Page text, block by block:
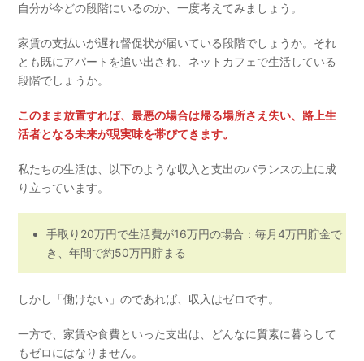
自分が今どの段階にいるのか、一度考えてみましょう。
家賃の支払いが遅れ督促状が届いている段階でしょうか。それ
とも既にアパートを追い出され、ネットカフェで生活している
段階でしょうか。
このまま放置すれば、最悪の場合は帰る場所さえ失い、路上生
活者となる未来が現実味を帯びてきます。
私たちの生活は、以下のような収入と支出のバランスの上に成
り立っています。
手取り20万円で生活費が16万円の場合：毎月4万円貯金で
き、年間で約50万円貯まる
しかし「働けない」のであれば、収入はゼロです。
一方で、家賃や食費といった支出は、どんなに質素に暮らして
もゼロにはなりません。